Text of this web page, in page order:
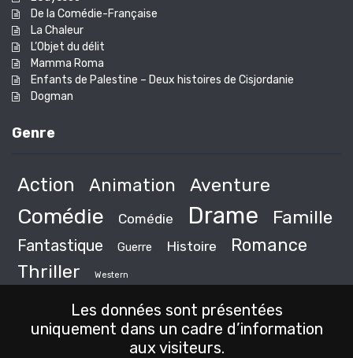
De la Comédie-Française
La Chaleur
L’Objet du délit
Mamma Roma
Enfants de Palestine – Deux histoires de Cisjordanie
Dogman
Genre
Action Animation Aventure
Comédie Comédie Drame Famille
Fantastique Guerre Histoire Romance
Thriller Western
Les données sont présentées
uniquement dans un cadre d’information
aux visiteurs.